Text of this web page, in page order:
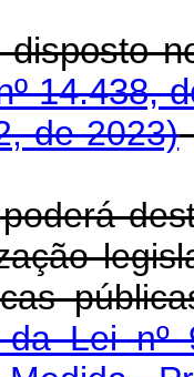
14.438,
de 2023)
Lei nº